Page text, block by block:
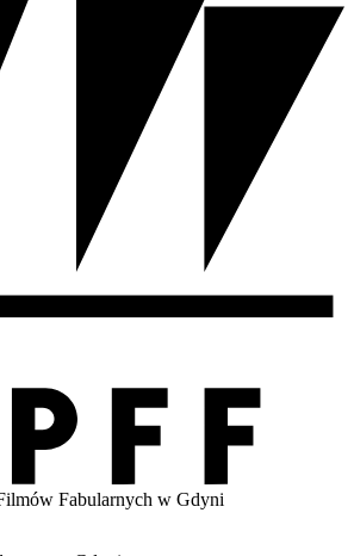
Fabularnych w Gdyni